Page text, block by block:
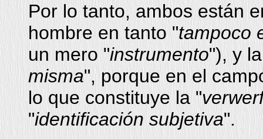
Por lo tanto, ambos están
hombre en tanto "tampoco
un mero "instrumento"), y
misma", porque en el
lo que constituye la "
"identificación subjetiva".